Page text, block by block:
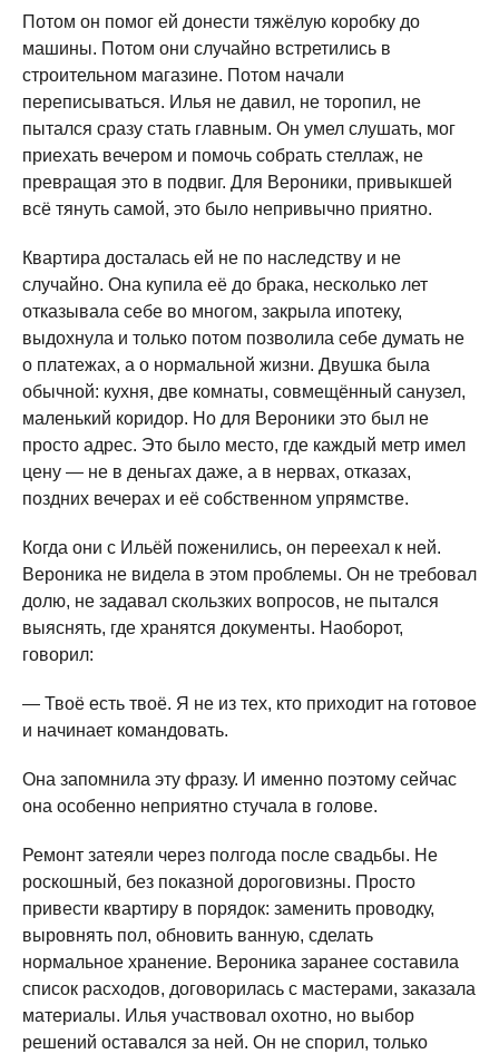
Потом он помог ей донести тяжёлую коробку до
машины. Потом они случайно встретились в
строительном магазине. Потом начали
переписываться. Илья не давил, не торопил, не
пытался сразу стать главным. Он умел слушать, мог
приехать вечером и помочь собрать стеллаж, не
превращая это в подвиг. Для Вероники, привыкшей
всё тянуть самой, это было непривычно приятно.
Квартира досталась ей не по наследству и не
случайно. Она купила её до брака, несколько лет
отказывала себе во многом, закрыла ипотеку,
выдохнула и только потом позволила себе думать не
о платежах, а о нормальной жизни. Двушка была
обычной: кухня, две комнаты, совмещённый санузел,
маленький коридор. Но для Вероники это был не
просто адрес. Это было место, где каждый метр имел
цену — не в деньгах даже, а в нервах, отказах,
поздних вечерах и её собственном упрямстве.
Когда они с Ильёй поженились, он переехал к ней.
Вероника не видела в этом проблемы. Он не требовал
долю, не задавал скользких вопросов, не пытался
выяснять, где хранятся документы. Наоборот,
говорил:
— Твоё есть твоё. Я не из тех, кто приходит на готовое
и начинает командовать.
Она запомнила эту фразу. И именно поэтому сейчас
она особенно неприятно стучала в голове.
Ремонт затеяли через полгода после свадьбы. Не
роскошный, без показной дороговизны. Просто
привести квартиру в порядок: заменить проводку,
выровнять пол, обновить ванную, сделать
нормальное хранение. Вероника заранее составила
список расходов, договорилась с мастерами, заказала
материалы. Илья участвовал охотно, но выбор
решений оставался за ней. Он не спорил, только